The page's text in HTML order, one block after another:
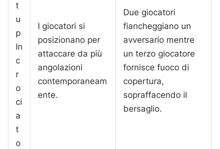
t
u
p
In
c
r
o
ci
a
t
o
I giocatori si
posizionano per
attaccare da più
angolazioni
contemporaneam
ente.
Due giocatori
fiancheggiano un
avversario mentre
un terzo giocatore
fornisce fuoco di
copertura,
sopraffacendo il
bersaglio.